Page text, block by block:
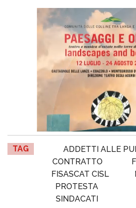
TAG
ADDETTI ALLE
CONTRATTO
FISASCAT CISL
PROTESTA
SINDACATI